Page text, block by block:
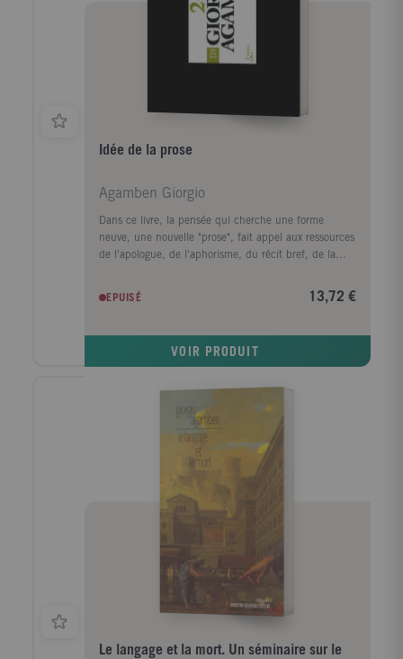
Idée de la prose
Agamben Giorgio
Dans ce livre, la pensée qui cherche une forme
neuve, une nouvelle "prose", fait appel aux ressources
de l'apologue, de l'aphorisme, du récit bref, de la
simples", aujourd'hui désuètes, dont la tâche a
toujours été, plutôt que d'exposer des théories plus
sens, et seulement dans ce sens, le problème de la
trente-trois petits traités de philosophie qui
composent le livre constituent autant d'idylles (dans
le sens étymologique de "petite forme, ou idée") qui
cernent dans leur raccourci ce qui ne peut en aucun
cas être oublié, puisque cela consiste précisément
dans la "mesure la plus brève", selon l'avertissement
EPUISÉ 13,72 €
VOIR PRODUIT
Le langage et la mort. Un séminaire sur le